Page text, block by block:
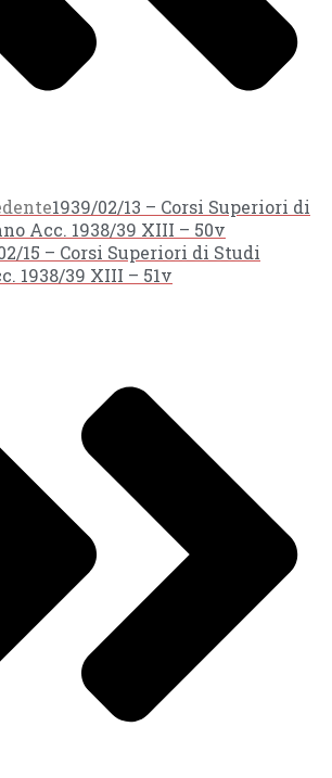
1939/02/13 – Corsi Superiori di
Acc. 1938/39 XIII – 50v
15 – Corsi Superiori di Studi
1938/39 XIII – 51v